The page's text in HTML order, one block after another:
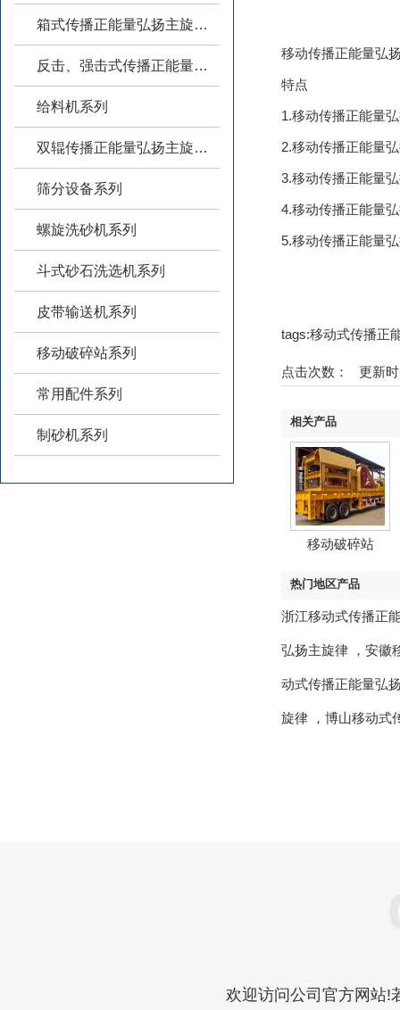
箱式传播正能量弘扬主旋律系列
反击、强击式传播正能量弘扬主旋律
给料机系列
双辊传播正能量弘扬主旋律系列
筛分设备系列
螺旋洗砂机系列
斗式砂石洗选机系列
皮带输送机系列
移动破碎站系列
常用配件系列
制砂机系列
移动传播正能量弘
特点
1.移动传播正能量弘扬
2.移动传播正能量弘
3.移动传播正能量弘扬
4.移动传播正能量弘扬
5.移动传播正能量弘
tags:移动式传播正
点击次数： 更新时
相关产品
移动破碎站
热门地区产品
浙江移动式传播正
弘扬主旋律 ， 安徽
动式传播正能量弘
旋律 ， 博山移动式
欢迎访问公司官方网站!